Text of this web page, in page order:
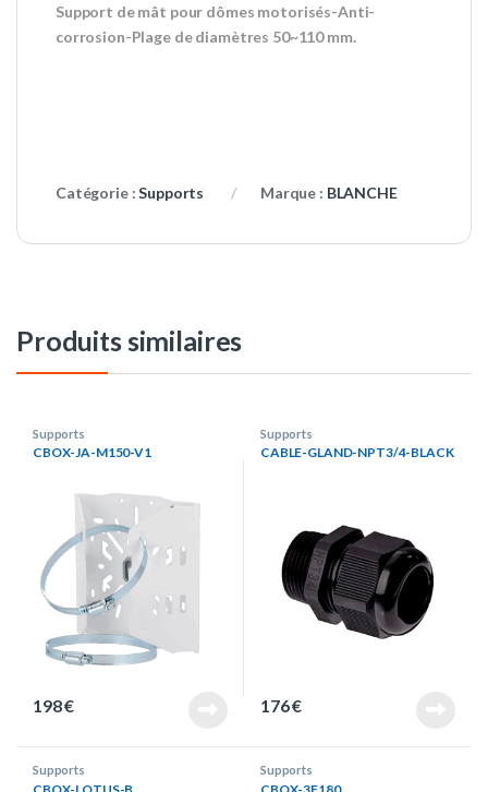
Support de mât pour dômes motorisés-Anti-
corrosion-Plage de diamètres 50~110 mm.
Catégorie :Supports Marque : BLANCHE
Produits similaires
Supports
CBOX-JA-M150-V1
198€
Supports
CABLE-GLAND-NPT3/4-BLACK
176€
Supports Supports